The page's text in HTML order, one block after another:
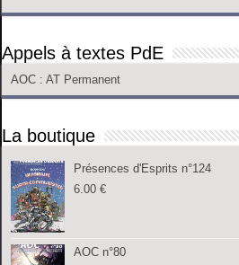
Appels à textes PdE
AOC : AT Permanent
La boutique
Présences d'Esprits n°124
6.00€
AOC n°80